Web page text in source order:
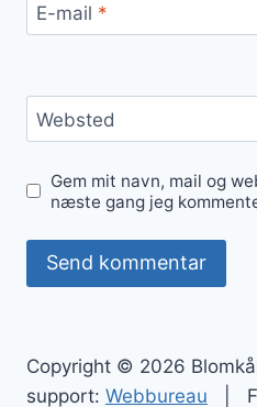
E-mail *
Websted
Gem mit navn, mail og
næste gang jeg
Copyright © 2026
support: Webbureau |